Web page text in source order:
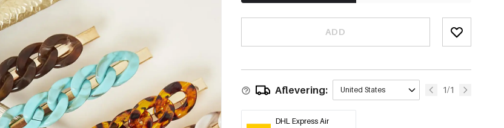
ADD
Aflevering: United States 1/1
DHL Express Air